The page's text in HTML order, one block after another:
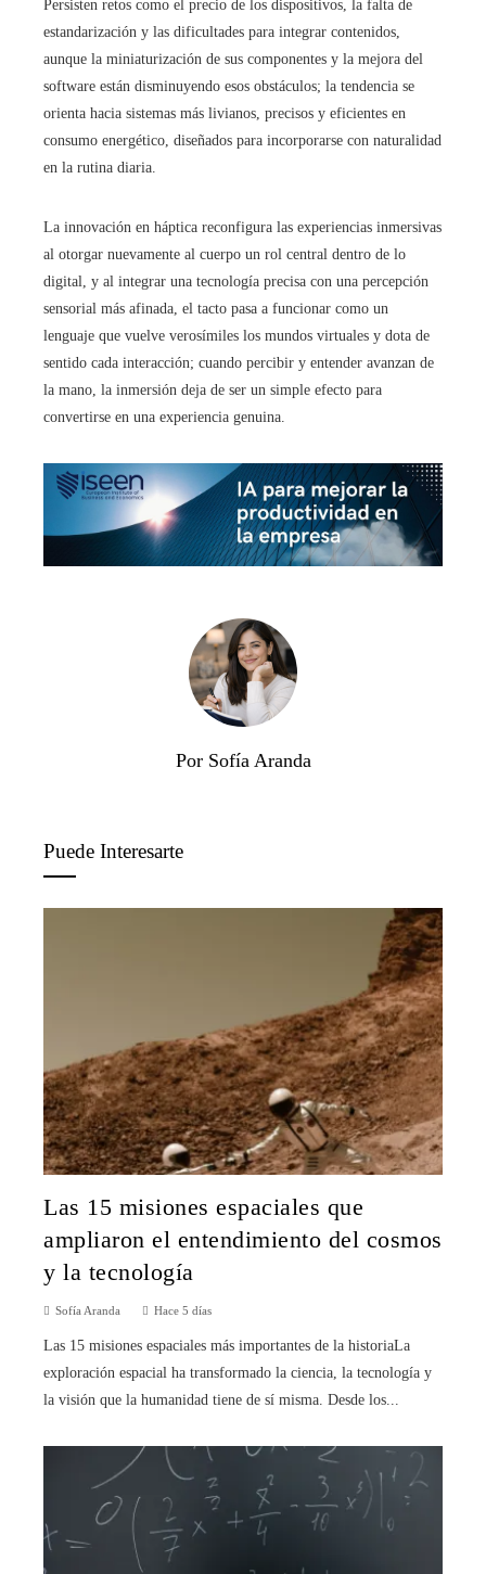
Persisten retos como el precio de los dispositivos, la falta de
estandarización y las dificultades para integrar contenidos,
aunque la miniaturización de sus componentes y la mejora del
software están disminuyendo esos obstáculos; la tendencia se
orienta hacia sistemas más livianos, precisos y eficientes en
consumo energético, diseñados para incorporarse con naturalidad
en la rutina diaria.
La innovación en háptica reconfigura las experiencias inmersivas
al otorgar nuevamente al cuerpo un rol central dentro de lo
digital, y al integrar una tecnología precisa con una percepción
sensorial más afinada, el tacto pasa a funcionar como un
lenguaje que vuelve verosímiles los mundos virtuales y dota de
sentido cada interacción; cuando percibir y entender avanzan de
la mano, la inmersión deja de ser un simple efecto para
convertirse en una experiencia genuina.
Por Sofía Aranda
Puede Interesarte
Las 15 misiones espaciales que
ampliaron el entendimiento del cosmos
y la tecnología
Sofía Aranda Hace 5 días
Las 15 misiones espaciales más importantes de la historiaLa
exploración espacial ha transformado la ciencia, la tecnología y
la visión que la humanidad tiene de sí misma. Desde los...